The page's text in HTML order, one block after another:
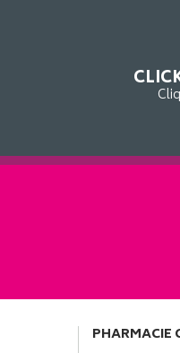
PHARMACIE